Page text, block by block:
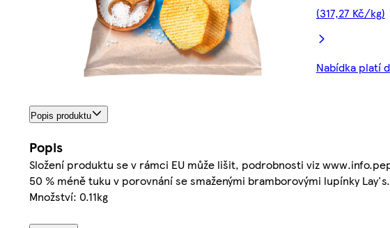
(317,27 Kč/kg)
Nabídka platí
Popis produktu
Popis
Složení produktu se v rámci EU může lišit, podrobnosti viz
50 % méně tuku v porovnání se smaženými bramborovými lupínky Lay's.
Množství: 0.11kg